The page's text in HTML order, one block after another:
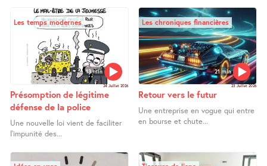
13 min
Les temps modernes
24 Juillet 2026
Présomption de légitime
défense de la police
Une nouvelle loi vient de faciliter
l’impunité des...
21 min
Les chroniques financières
23 Juillet 2026
Retour vers le futur
Une entreprise en vogue qui entre
en bourse et chute...